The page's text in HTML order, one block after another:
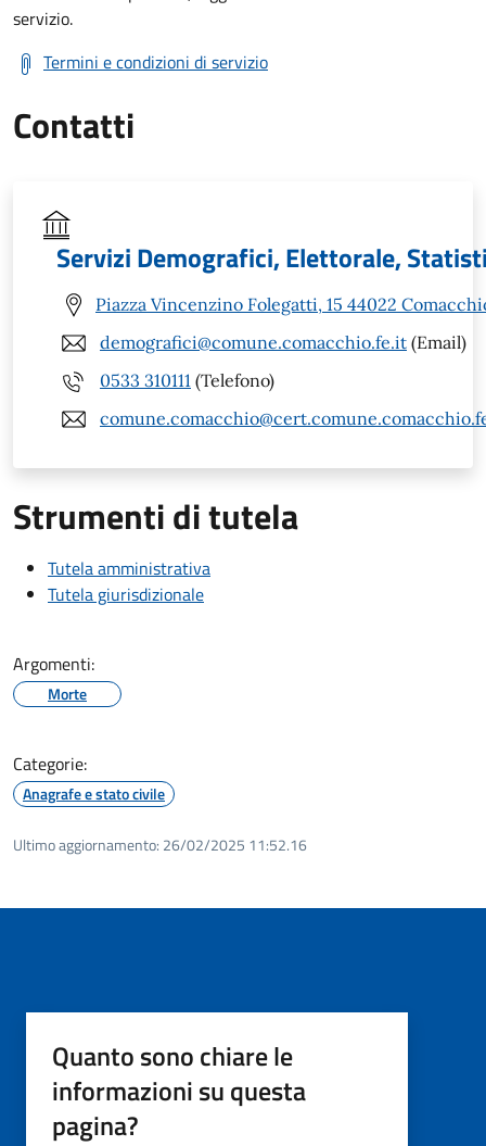
servizio.
Termini e condizioni di servizio
Contatti
Servizi Demografici, Elettorale,
Piazza Vincenzino Folegatti, 15 44022
demografici@comune.comacchio.fe.it (Email)
0533 310111 (Telefono)
Strumenti di tutela
Tutela amministrativa
Tutela giurisdizionale
Argomenti:
Morte
Categorie:
Anagrafe e stato civile
Ultimo aggiornamento: 26/02/2025 11:52.16
Quanto sono chiare le
informazioni su questa
pagina?